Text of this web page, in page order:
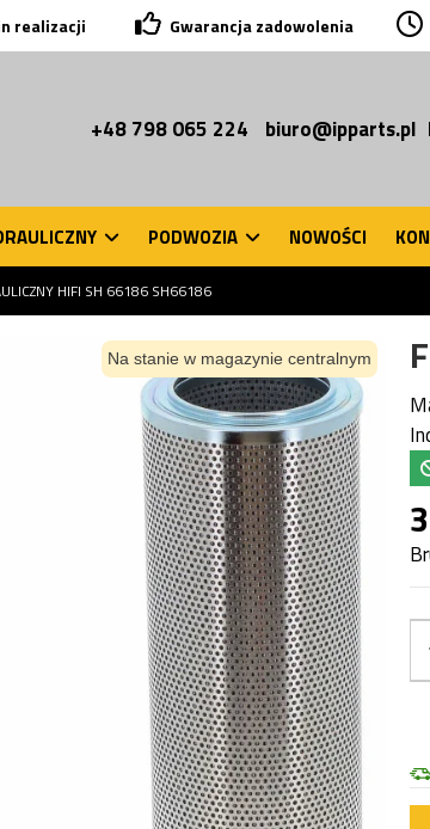
realizacji Gwarancja zadowolenia
+48 798 065 224 biuro@ipparts.pl
PODWOZIA NOWOŚCI
HIFI SH 66186 SH66186
Na stanie w magazynie centralnym